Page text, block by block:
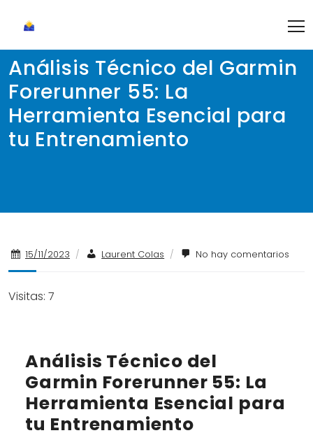
content
Análisis Técnico del Garmin
Forerunner 55: La
Herramienta Esencial para
tu Entrenamiento
15/11/2023 / Laurent Colas / No hay comentarios
Visitas: 7
Análisis Técnico del
Garmin Forerunner 55: La
Herramienta Esencial para
tu Entrenamiento